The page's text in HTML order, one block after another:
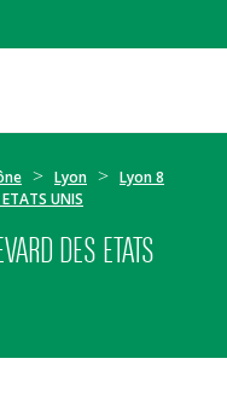
Lyon
Lyon 8
UNIS
DES ETATS